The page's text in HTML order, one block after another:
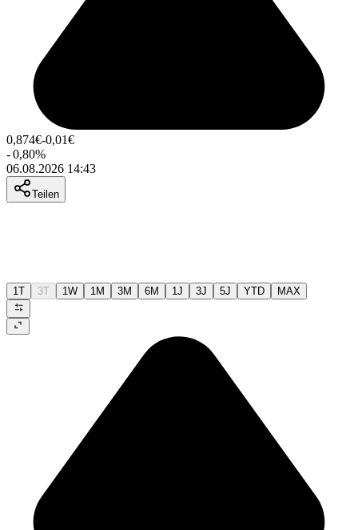
0,874€-0,01€
-0,80%
06.08.2026 14:43
Teilen
1T 3T 1W 1M 3M 6M 1J 3J 5J YTD MAX